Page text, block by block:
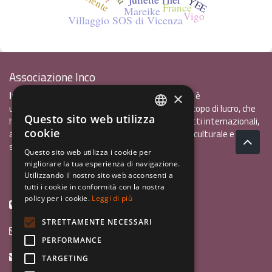
Mareike
Villaggio SOS di Vicenza
France
Vigo
YEE
Associazione Inco
InCo - Interculturalità & Comunicazione APSè
un'associazione di promozione sociale, senza scopo di lucro, che
ha l'obiettivo di promuovere gli scambi e i contatti internazionali,
al fine accrescere tra i giovani la sensibilità interculturale e la
solidarietà internazionale.
Privacy policy.pdf120,41 kB
+39 0461 1822775
info@incoweb.org
inco@mypec.eu
GERMAN
×
Questo sito web utilizza
cookie
Questo sito web utilizza i cookie per
migliorare la tua esperienza di navigazione.
Utilizzando il nostro sito web acconsenti a
tutti i cookie in conformità con la nostra
policy per i cookie. Leggi di più
STRETTAMENTE NECESSARI
PERFORMANCE
TARGETING